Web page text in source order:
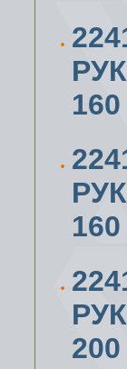
160
160
200